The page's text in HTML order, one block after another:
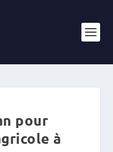
pour
à